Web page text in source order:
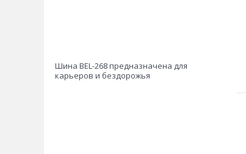
Шина BEL-268 предназначена для
карьеров и бездорожья